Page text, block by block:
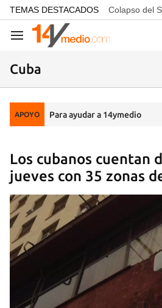
common.go-to-content
TEMAS DESTACADOS Colapso del
Navegación
Cuba
APOYO Para ayudar a 14ymedio
Los cubanos cuentan
jueves con 35 zonas